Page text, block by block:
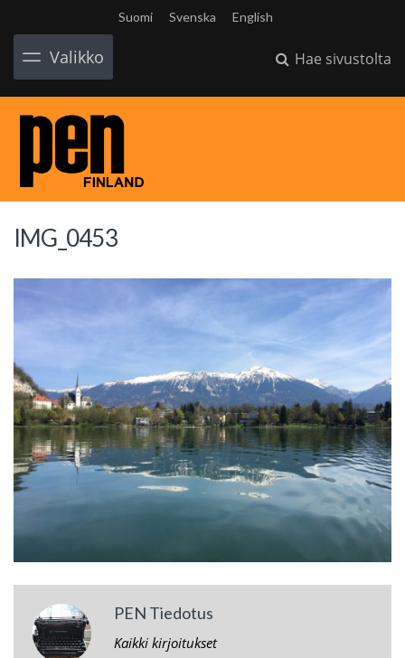
Suomi Svenska English
Valikko Hae sivustolta
IMG_0453
PEN Tiedotus
Kaikki kirjoitukset